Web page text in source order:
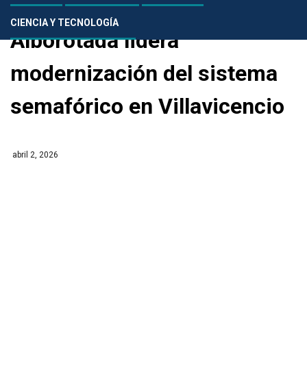
CIENCIA Y TECNOLOGÍA
Uncategorized
Alborotada lidera
modernización del sistema
semafórico en Villavicencio
abril 2, 2026